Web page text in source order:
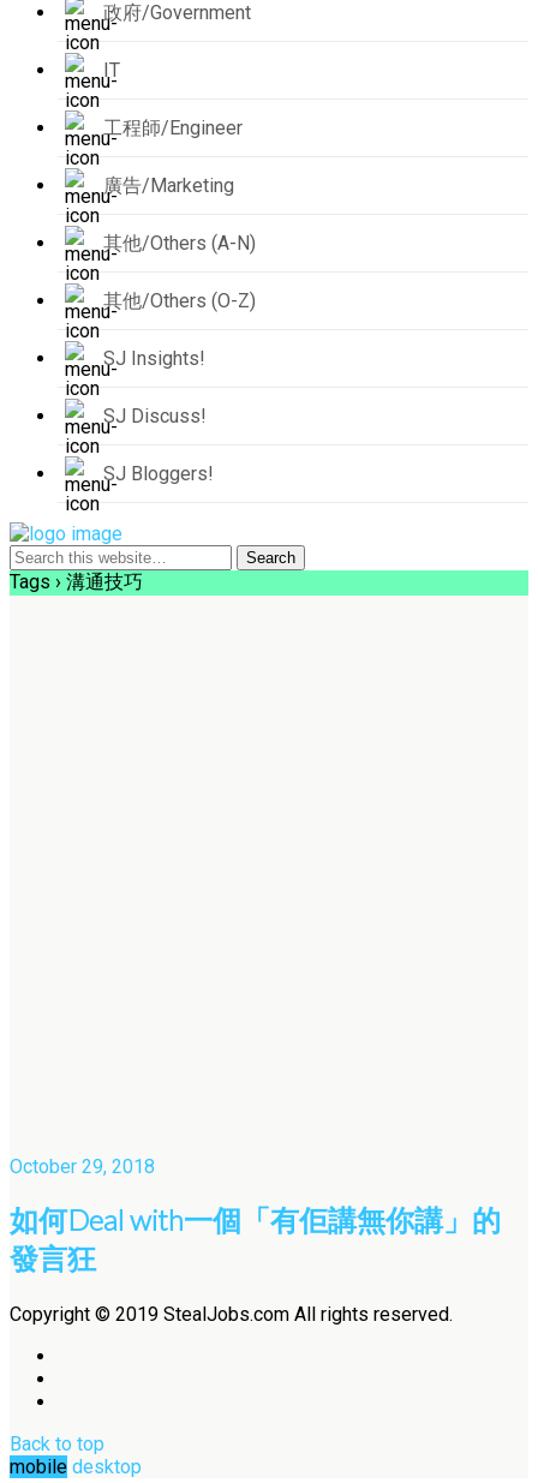
政府/Government
IT
工程師/Engineer
廣告/Marketing
其他/Others (A-N)
其他/Others (O-Z)
SJ Insights!
SJ Discuss!
SJ Bloggers!
Tags › 溝通技巧
October 29, 2018
如何Deal with一個「有佢講無你講」的
發言狂
Copyright © 2019 StealJobs.com All rights reserved.
Back to top
mobile desktop